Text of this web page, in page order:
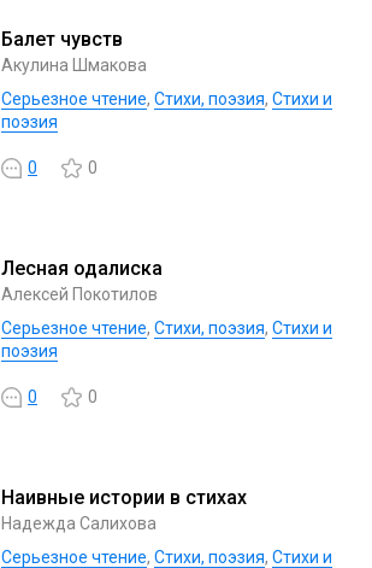
Балет чувств
Акулина Шмакова
Серьезное чтение, Cтихи, поэзия, Стихи и
поэзия
0 0
Лесная одалиска
Алексей Покотилов
Серьезное чтение, Cтихи, поэзия, Стихи и
поэзия
0 0
Наивные истории в стихах
Надежда Салихова
Серьезное чтение, Cтихи, поэзия, Стихи и